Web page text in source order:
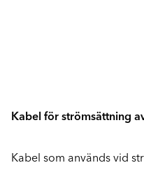
Kabel för strömsättning
Kabel som används vid